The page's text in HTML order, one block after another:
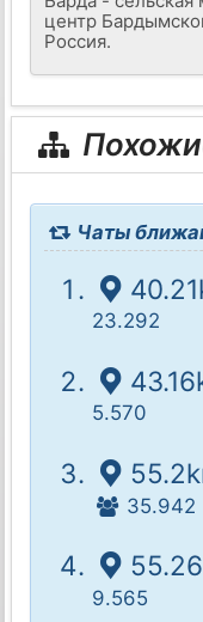
центр
Россия.
Чаты
23.292
5.570
35.942
9.565